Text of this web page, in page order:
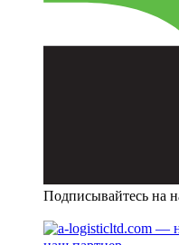
Подписывайтесь на